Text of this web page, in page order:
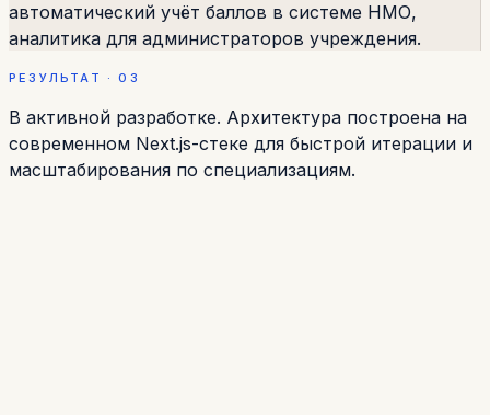
автоматический учёт баллов в системе НМО,
аналитика для администраторов учреждения.
РЕЗУЛЬТАТ · 03
В активной разработке. Архитектура построена на
современном Next.js-стеке для быстрой итерации и
масштабирования по специализациям.